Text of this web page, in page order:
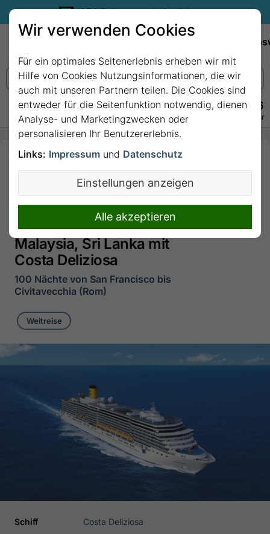
35€ Reisegutschein sichern.
+49 228 3875 7256
Persönlich · Kostenlos · Täglich 08–22 Uhr
100 Nächte USA, Hawaii,
Polynesien, Fidschi-Inseln,
Australien, Japan,
Südkorea, Taiwan, China,
Vietnam, Singapur,
Malaysia, Sri Lanka mit
Costa Deliziosa
100 Nächte von San Francisco bis
Civitavecchia (Rom)
Weltreise
Schiff
Costa Deliziosa
Wir verwenden Cookies
Für ein optimales Seitenerlebnis erheben wir mit
Hilfe von Cookies Nutzungsinformationen, die wir
auch mit unseren Partnern teilen. Die Cookies sind
entweder für die Seitenfunktion notwendig, dienen
Analyse- und Marketingzwecken oder
personalisieren Ihr Benutzererlebnis.
Links: Impressum und Datenschutz
Einstellungen anzeigen
Alle akzeptieren